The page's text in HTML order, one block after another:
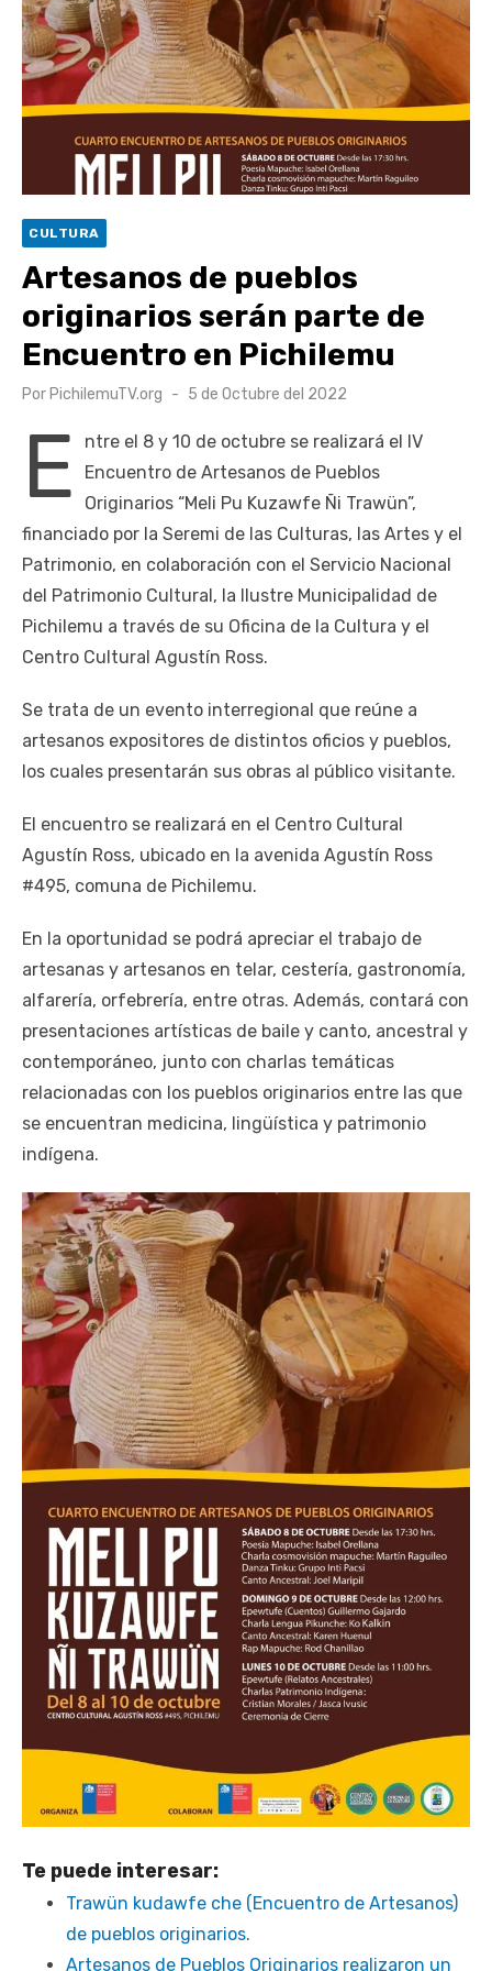
UOH y Municipalidad de Machalí suscriben convenio para
esterilización de mascotas
Hospital de Santa Cruz y Atención Primaria fortalecen
alianza para mejorar el acceso a la atención
gastroenterológica
Rector y diputado Neumann se refieren a cuestionamientos
Valparaíso vuelve a posicionarse como la ciudad con la
conexión a internet más rápida del mundo
CULTURA
Artesanos de pueblos
originarios serán parte de
Encuentro en Pichilemu
Por PichilemuTV.org
Publicado
5 de Octubre del 2022
E
ntre el 8 y 10 de octubre se realizará el IV
Encuentro de Artesanos de Pueblos
Originarios “Meli Pu Kuzawfe Ñi Trawün”,
financiado por la Seremi de las Culturas, las Artes y el
Patrimonio, en colaboración con el Servicio Nacional
del Patrimonio Cultural, la Ilustre Municipalidad de
Pichilemu a través de su Oficina de la Cultura y el
Centro Cultural Agustín Ross.
Se trata de un evento interregional que reúne a
artesanos expositores de distintos oficios y pueblos,
los cuales presentarán sus obras al público visitante.
El encuentro se realizará en el Centro Cultural
Agustín Ross, ubicado en la avenida Agustín Ross
#495, comuna de Pichilemu.
En la oportunidad se podrá apreciar el trabajo de
artesanas y artesanos en telar, cestería, gastronomía,
alfarería, orfebrería, entre otras. Además, contará con
presentaciones artísticas de baile y canto, ancestral y
contemporáneo, junto con charlas temáticas
relacionadas con los pueblos originarios entre las que
se encuentran medicina, lingüística y patrimonio
indígena.
Te puede interesar:
Trawün kudawfe che (Encuentro de Artesanos)
de pueblos originarios.
Artesanos de Pueblos Originarios realizaron un